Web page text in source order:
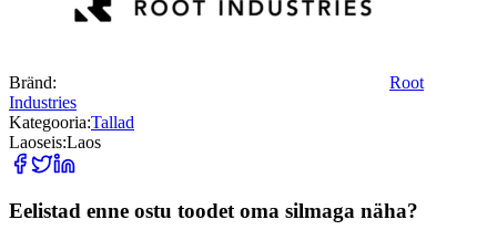
Bränd:
Root
Industries
Kategooria:Tallad
Laoseis:Laos
Eelistad enne ostu toodet oma silmaga näha?